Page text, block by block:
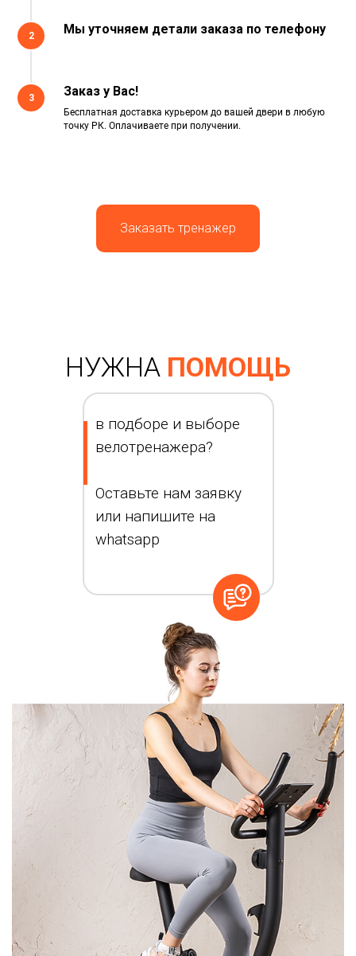
2 Мы уточняем детали заказа по телефону
3 Заказ у Вас!
Бесплатная доставка курьером до вашей двери в любую
точку РК. Оплачиваете при получении.
Заказать тренажер
в подборе и выборе
велотренажера?
Оставьте нам заявку
или напишите на
whatsapp
НУЖНА ПОМОЩЬ